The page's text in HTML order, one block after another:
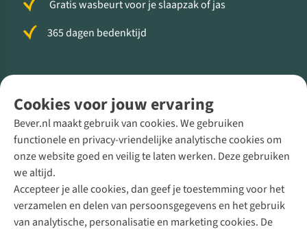
Cookies voor jouw ervaring
Bever.nl maakt gebruik van cookies. We gebruiken
functionele en privacy-vriendelijke analytische cookies om
onze website goed en veilig te laten werken. Deze gebruiken
we altijd.
Accepteer je alle cookies, dan geef je toestemming voor het
verzamelen en delen van persoonsgegevens en het gebruik
van analytische, personalisatie en marketing cookies. De
Gratis wasbeurt voor je slaapzak of jas
365 dagen bedenktijd
Direct advies van een Buitenexpert
+31 (0)85 888 50 88
+31 6 12 28 49 80